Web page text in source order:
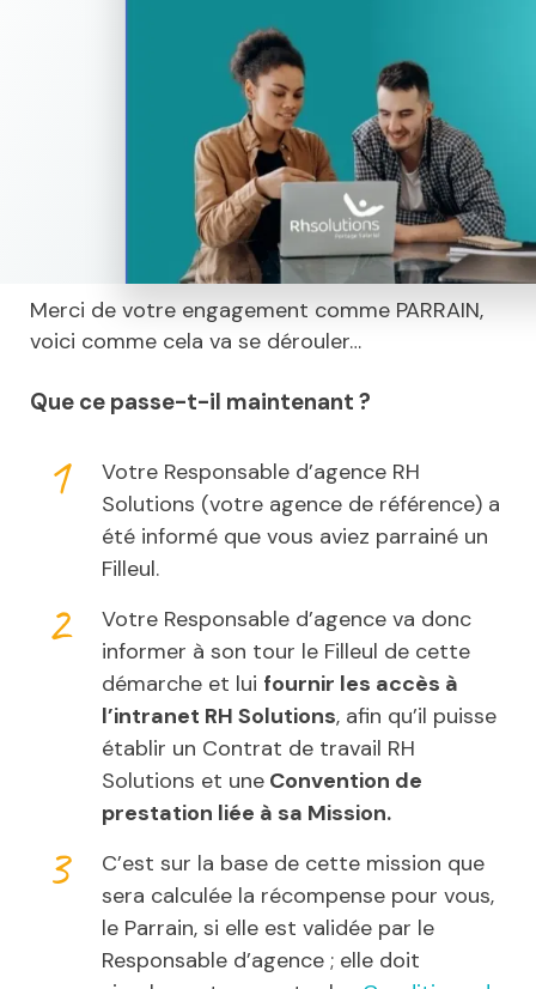
Merci de votre engagement comme PARRAIN,
voici comme cela va se dérouler…
Que ce passe-t-il maintenant ?
Votre Responsable d’agence RH
Solutions (votre agence de référence) a
été informé que vous aviez parrainé un
Filleul.
Votre Responsable d’agence va donc
informer à son tour le Filleul de cette
démarche et lui fournir les accès à
l’intranet RH Solutions, afin qu’il puisse
établir un Contrat de travail RH
Solutions et une Convention de
prestation liée à sa Mission.
C’est sur la base de cette mission que
sera calculée la récompense pour vous,
le Parrain, si elle est validée par le
Responsable d’agence ; elle doit